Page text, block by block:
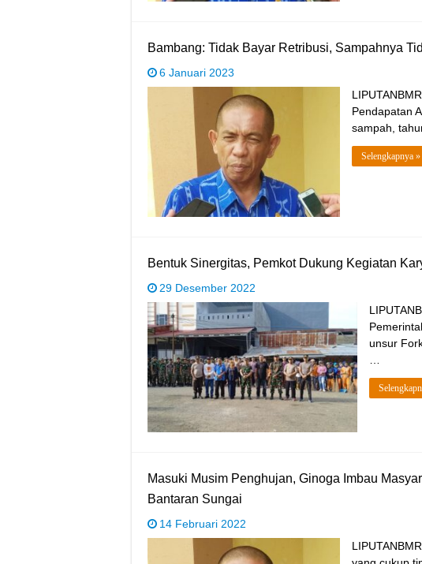
Bambang: Tidak Bayar Retribusi, Sampahnya
6 Januari 2023
Pendapatan
sampah,
Selengkapnya »
Bentuk Sinergitas, Pemkot Dukung Kegiatan
29 Desember 2022
unsur
Masuki Musim Penghujan, Ginoga Imbau
Bantaran Sungai
14 Februari 2022